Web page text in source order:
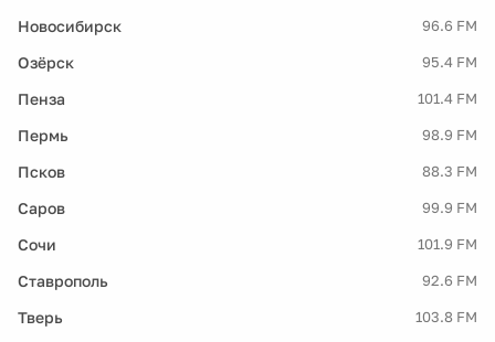
Новосибирск 96.6 FM
Озёрск 95.4 FM
Пенза 101.4 FM
Пермь 98.9 FM
Псков 88.3 FM
Саров 99.9 FM
Сочи 101.9 FM
Ставрополь 92.6 FM
Тверь 103.8 FM